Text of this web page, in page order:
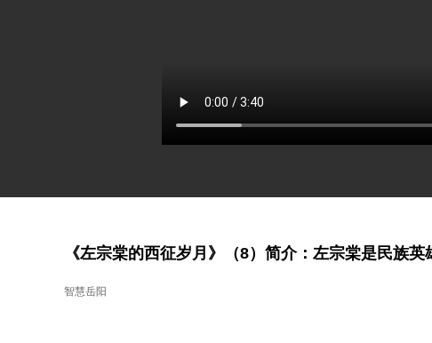
《左宗棠的西征岁月》（8）简介：左宗棠是民族
智慧岳阳